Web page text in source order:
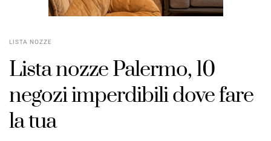
LISTA NOZZE
Lista nozze Palermo, 10
negozi imperdibili dove fare
la tua